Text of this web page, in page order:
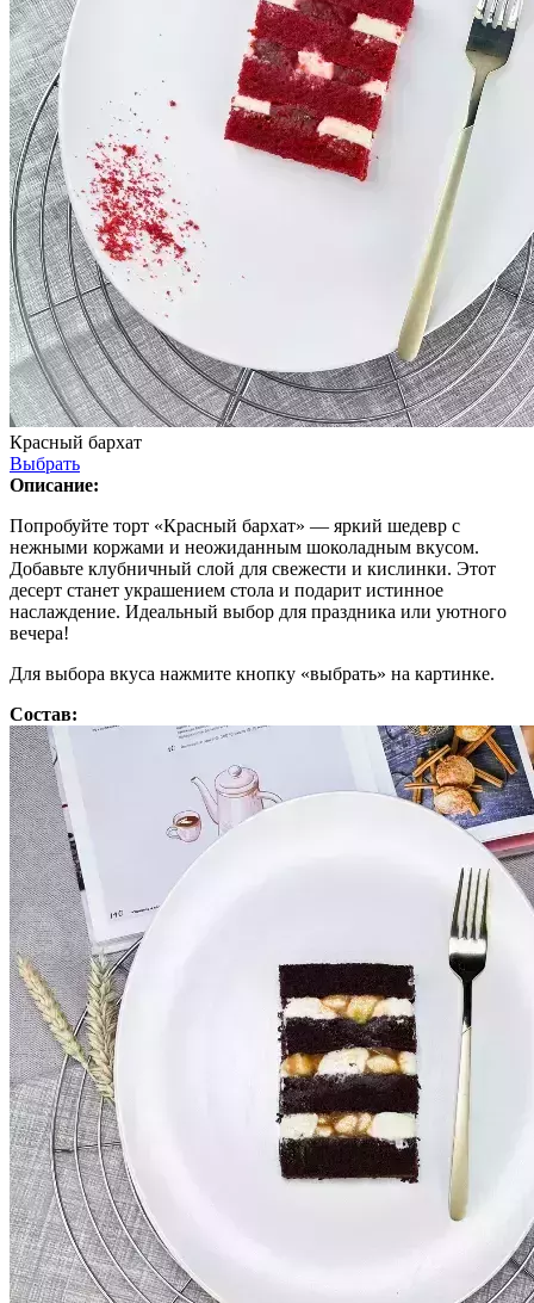
Красный бархат
Выбрать
Описание:
Попробуйте торт «Красный бархат» — яркий шедевр с
нежными коржами и неожиданным шоколадным вкусом.
Добавьте клубничный слой для свежести и кислинки. Этот
десерт станет украшением стола и подарит истинное
наслаждение. Идеальный выбор для праздника или уютного
вечера!
Для выбора вкуса нажмите кнопку «выбрать» на картинке.
Состав: